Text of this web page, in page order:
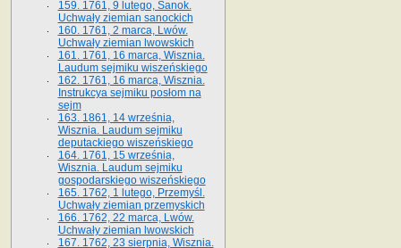
159. 1761, 9 lutego, Sanok.
Uchwały ziemian sanockich
160. 1761, 2 marca, Lwów.
Uchwały ziemian lwowskich
161. 1761, 16 marca, Wisznia.
Laudum sejmiku wiszeńskiego
162. 1761, 16 marca, Wisznia.
Instrukcya sejmiku posłom na
sejm
163. 1861, 14 września,
Wisznia. Laudum sejmiku
deputackiego wiszeńskiego
164. 1761, 15 września,
Wisznia. Laudum sejmiku
gospodarskiego wiszeńskiego
165. 1762, 1 lutego, Przemyśl.
Uchwały ziemian przemyskich
166. 1762, 22 marca, Lwów.
Uchwały ziemian lwowskich
167. 1762, 23 sierpnia, Wisznia.